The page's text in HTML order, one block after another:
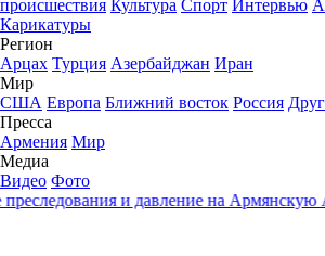
происшествия Культура Спорт Интервью
Карикатуры
Регион
Арцах Турция Азербайджан Иран
Мир
США Европа Ближний восток Россия
Пресса
Армения Мир
Медиа
Видео Фото
и давление на Армянскую